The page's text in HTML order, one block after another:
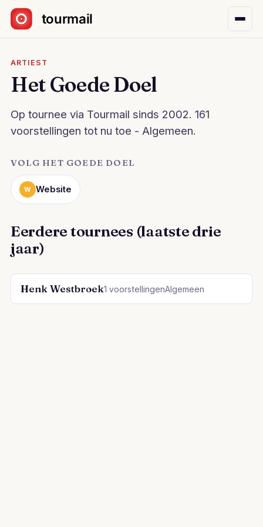
Sla navigatie over
ARTIEST
Het Goede Doel
Op tournee via Tourmail sinds 2002. 161
voorstellingen tot nu toe - Algemeen.
VOLG HET GOEDE DOEL
W Website
Eerdere tournees (laatste drie
jaar)
Henk Westbroek1 voorstellingenAlgemeen